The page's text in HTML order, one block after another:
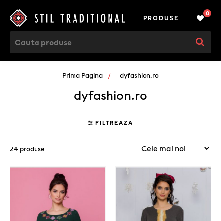
PRODUSE
0
Prima Pagina dyfashion.ro
dyfashion.ro
FILTREAZA
24 produse